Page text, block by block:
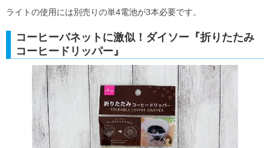
ライトの使用には別売りの単4電池が3本必要です。
コーヒーバネットに激似！ダイソー『折りたたみ
コーヒードリッパー』